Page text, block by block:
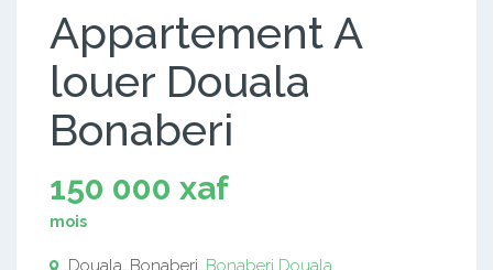
Appartement A
louer Douala
Bonaberi
150 000 xaf
mois
Douala, Bonaberi, Bonaberi Douala